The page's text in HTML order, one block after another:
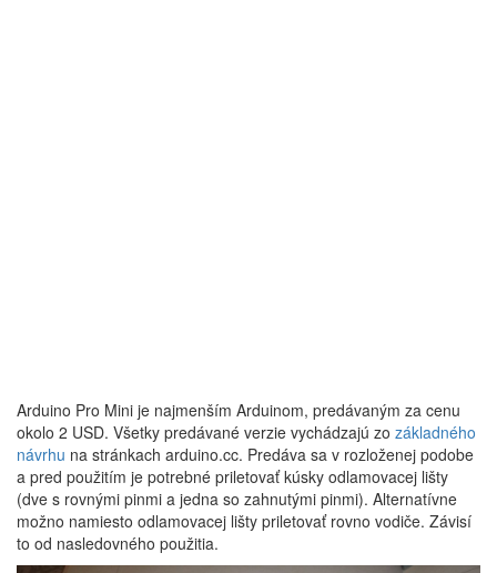
Arduino Pro Mini je najmenším Arduinom, predávaným za cenu
okolo 2 USD. Všetky predávané verzie vychádzajú zo základného
návrhu na stránkach arduino.cc. Predáva sa v rozloženej podobe
a pred použitím je potrebné priletovať kúsky odlamovacej lišty
(dve s rovnými pinmi a jedna so zahnutými pinmi). Alternatívne
možno namiesto odlamovacej lišty priletovať rovno vodiče. Závisí
to od nasledovného použitia.